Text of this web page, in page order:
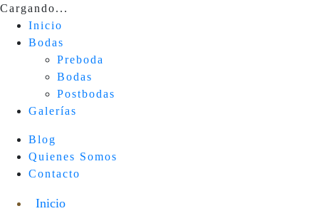
Cargando...
Inicio
Bodas
Preboda
Bodas
Postbodas
Galerías
Blog
Quienes Somos
Contacto
Inicio